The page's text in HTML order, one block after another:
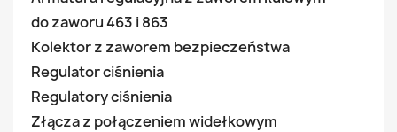
do zaworu 463 i 863
Kolektor z zaworem bezpieczeństwa
Regulator ciśnienia
Regulatory ciśnienia
Złącza z połączeniem widełkowym